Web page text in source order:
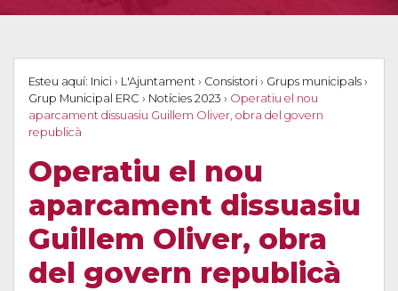
Esteu aquí: Inici › L'Ajuntament › Consistori › Grups municipals ›
Grup Municipal ERC › Notícies 2023 › Operatiu el nou
aparcament dissuasiu Guillem Oliver, obra del govern
republicà
Operatiu el nou
aparcament dissuasiu
Guillem Oliver, obra
del govern republicà